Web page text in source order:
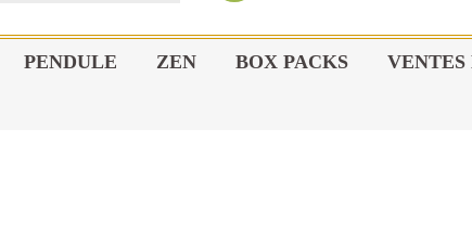
PENDULE ZEN BOX PACKS